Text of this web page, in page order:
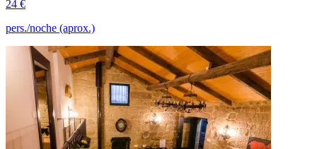
24 €
pers./noche (aprox.)